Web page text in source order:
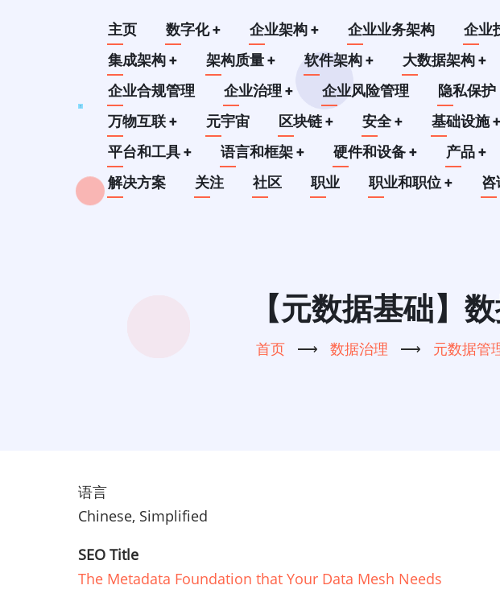
Main
navigation
主页 数字化+ 企业架构+ 企业业务架构 企业
集成架构+ 架构质量+ 软件架构+ 大数据架构+
企业合规管理
企业治理+ 企业风险管理 隐私保护
万物互联+ 元宇宙 区块链+ 安全+ 基础设施+
平台和工具+ 语言和框架+ 硬件和设备+ 产品+
解决方案
关注 社区 职业 职业和职位+ 咨
【元数据基础】
首页 ⟶ 数据治理 ⟶ 元数据管
语言
Chinese, Simplified
SEO Title
The Metadata Foundation that Your Data Mesh Needs